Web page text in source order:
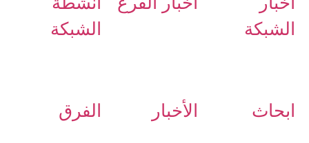
الشبكة
الشبكة
ابحاث الأخبار الفرق